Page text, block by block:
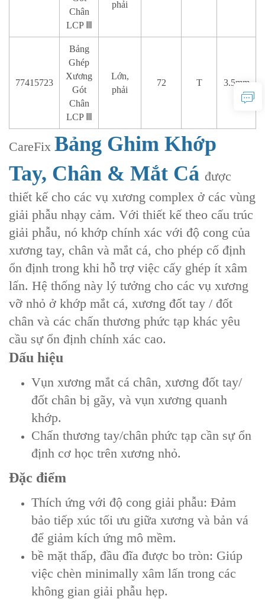
Chân
LCP Ⅲ
phải
77415723
Bảng
Ghép
Xương
Gót
Chân
LCP Ⅲ
Lớn,
phải
72 T 3.5mm
CareFix Bảng Ghim Khớp
Tay, Chân & Mắt Cá được
thiết kế cho các vụ xương complex ở các vùng
giải phẫu nhạy cảm. Với thiết kế theo cấu trúc
giải phẫu, nó khớp chính xác với độ cong của
xương tay, chân và mắt cá, cho phép cố định
ổn định trong khi hỗ trợ việc cấy ghép ít xâm
lấn. Hệ thống này lý tưởng cho các vụ xương
vỡ nhỏ ở khớp mắt cá, xương đốt tay / đốt
chân và các chấn thương phức tạp khác yêu
cầu sự ổn định chính xác cao.
Dấu hiệu
‌Vụn xương mắt cá chân‌, ‌xương đốt tay/
đốt chân bị gãy‌, và ‌vụn xương quanh
khớp‌.
‌Chấn thương tay/chân phức tạp‌ cần sự ổn
định cơ học trên xương nhỏ.
Đặc điểm
‌Thích ứng với độ cong giải phẫu‌: Đảm
bảo tiếp xúc tối ưu giữa xương và bản vá
để giảm kích ứng mô mềm.
bề mặt thấp, đầu đĩa được bo tròn: Giúp
việc chèn minimally xâm lấn trong các
không gian giải phẫu hẹp.